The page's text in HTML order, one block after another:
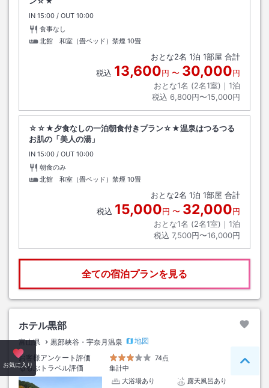
IN チェックイン
15:00 / OUT チェックアウト
10:00
食事なし
北館 和室（畳ベッド）禁煙 10畳
おとな2名 1泊 1部屋 合計
税込 13,600円 〜 30,000円
おとな1名 (2名1室)｜ 1泊
税込 6,800円〜15,000円
☆☆★夕食なしの一泊朝食付きプラン☆★温泉はつるつる
お肌の「美人の湯」
IN チェックイン
15:00 / OUT チェックアウト
10:00
朝食のみ
北館 和室（畳ベッド）禁煙 10畳
おとな2名 1泊 1部屋 合計
税込 15,000円 〜 32,000円
おとな1名 (2名1室)｜ 1泊
税込 7,500円〜16,000円
全ての宿泊プランを見る
ホテル黒部
富山県 黒部峡谷・宇奈月温泉
地図
お客様アンケート評価
74点
るるぶトラベル評価
集計中
大浴場あり
露天風呂あり
お気に入り ペー